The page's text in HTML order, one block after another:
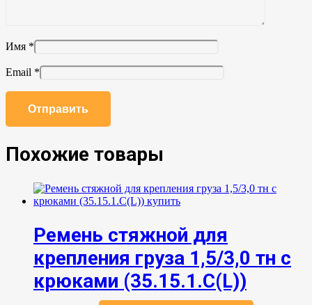
Имя *
Email *
Похожие товары
Ремень стяжной для
крепления груза 1,5/3,0 тн с
крюками (35.15.1.C(L))